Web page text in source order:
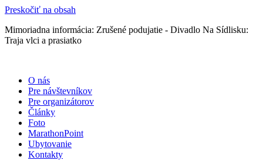
Preskočiť na obsah
Mimoriadna informácia: Zrušené podujatie - Divadlo Na Sídlisku:
Traja vlci a prasiatko
O nás
Pre návštevníkov
Pre organizátorov
Články
Foto
MarathonPoint
Ubytovanie
Kontakty